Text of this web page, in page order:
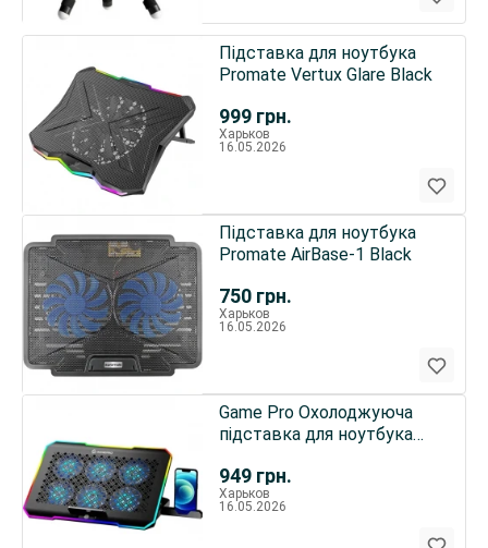
999 грн.
Підставка для ноутбука
Promate Vertux Glare Black
Харьков
16.05.2026
750 грн.
Підставка для ноутбука
Promate AirBase-1 Black
Харьков
16.05.2026
949 грн.
Game Pro Охолоджуюча
підставка для ноутбука
Харьков
16.05.2026